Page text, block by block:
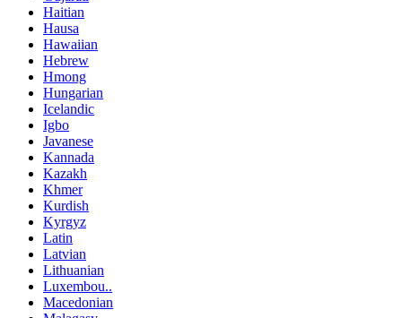
Haitian
Hausa
Hawaiian
Hebrew
Hmong
Hungarian
Icelandic
Igbo
Javanese
Kannada
Kazakh
Khmer
Kurdish
Kyrgyz
Latin
Latvian
Lithuanian
Luxembou..
Macedonian